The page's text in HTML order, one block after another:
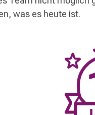
was es heute ist.